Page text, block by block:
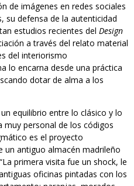
de imágenes en redes sociales
su defensa de la autenticidad
estudios recientes del Design
a través del relato material
del interiorismo
lo encarna desde una práctica
dotar de alma a los
equilibrio entre lo clásico y lo
personal de los códigos
es el proyecto
un antiguo almacén madrileño
primera visita fue un shock, le
oficinas pintadas con los